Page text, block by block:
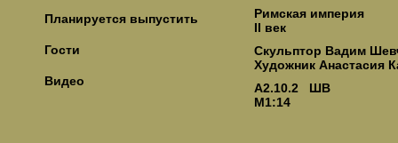
Планируется выпустить
Гости
Видео
Римская империя
II век
Скульптор Вадим
Художник Анастасия
А2.10.2 ШВ
М1:14